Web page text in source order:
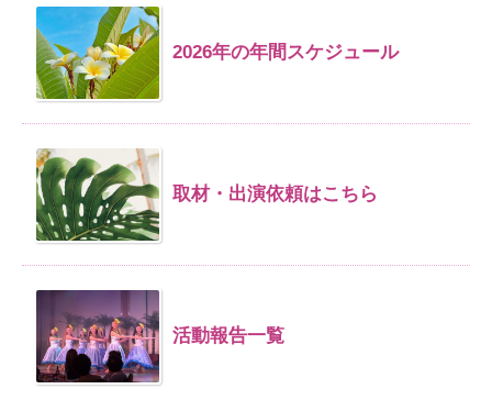
2026年の年間スケジュール
取材・出演依頼はこちら
活動報告一覧